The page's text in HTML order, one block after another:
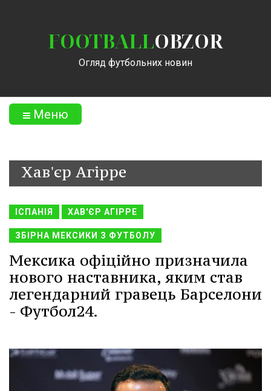
FOOTBALLOBZOR
Огляд футбольних новин
Меню
Хав'єр Агірре
ІСПАНІЯ ХАВ'ЄР АГІРРЕ
ЗБІРНА МЕКСИКИ З ФУТБОЛУ
Мексика офіційно призначила
нового наставника, яким став
легендарний гравець Барселони
- Футбол24.